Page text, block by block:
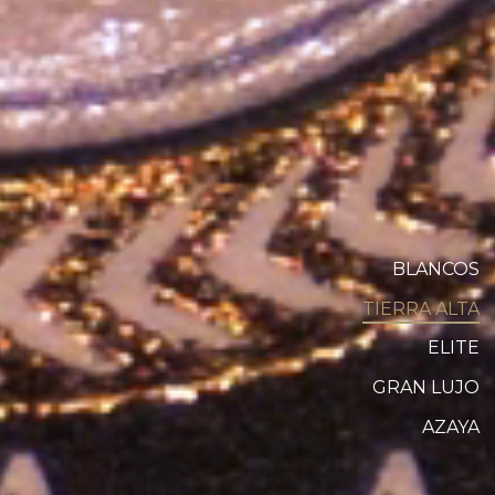
AZAYA
BLANCOS
TIERRA ALTA
ELITE
GRAN LUJO